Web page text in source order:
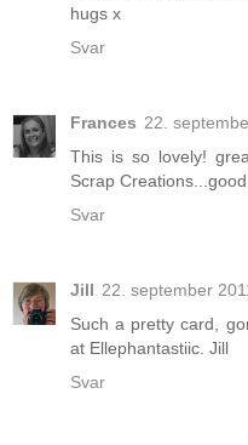
hugs x
Svar
Frances 22.
This is so lovely!
Scrap
Svar
Jill 22. september
Such a pretty card,
at Ellephantastiic. Jill
Svar